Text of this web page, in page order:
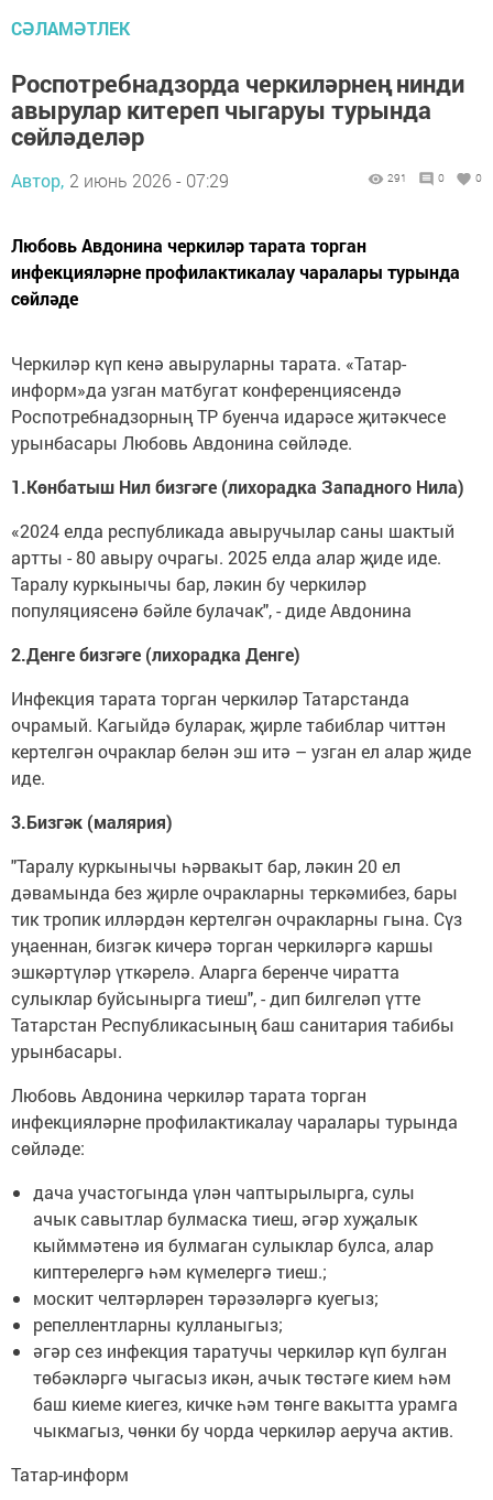
СӘЛАМӘТЛЕК
Роспотребнадзорда черкиләрнең нинди
авырулар китереп чыгаруы турында
сөйләделәр
Автор, 2 июнь 2026 - 07:29 291 0 0
Любовь Авдонина черкиләр тарата торган
инфекцияләрне профилактикалау чаралары турында
сөйләде
Черкиләр күп кенә авыруларны тарата. «Татар-
информ»да узган матбугат конференциясендә
Роспотребнадзорның ТР буенча идарәсе җитәкчесе
урынбасары Любовь Авдонина сөйләде.
1.Көнбатыш Нил бизгәге (лихорадка Западного Нила)
«2024 елда республикада авыручылар саны шактый
артты - 80 авыру очрагы. 2025 елда алар җиде иде.
Таралу куркынычы бар, ләкин бу черкиләр
популяциясенә бәйле булачак", - диде Авдонина
2.Денге бизгәге (лихорадка Денге)
Инфекция тарата торган черкиләр Татарстанда
очрамый. Кагыйдә буларак, җирле табиблар читтән
кертелгән очраклар белән эш итә – узган ел алар җиде
иде.
3.Бизгәк (малярия)
"Таралу куркынычы һәрвакыт бар, ләкин 20 ел
дәвамында без җирле очракларны теркәмибез, бары
тик тропик илләрдән кертелгән очракларны гына. Сүз
уңаеннан, бизгәк кичерә торган черкиләргә каршы
эшкәртүләр үткәрелә. Аларга беренче чиратта
сулыклар буйсынырга тиеш", - дип билгеләп үтте
Татарстан Республикасының баш санитария табибы
урынбасары.
Любовь Авдонина черкиләр тарата торган
инфекцияләрне профилактикалау чаралары турында
сөйләде:
дача участогында үлән чаптырылырга, сулы
ачык савытлар булмаска тиеш, әгәр хуҗалык
кыйммәтенә ия булмаган сулыклар булса, алар
киптерелергә һәм күмелергә тиеш.;
москит челтәрләрен тәрәзәләргә куегыз;
репеллентларны кулланыгыз;
әгәр сез инфекция таратучы черкиләр күп булган
төбәкләргә чыгасыз икән, ачык төстәге кием һәм
баш киеме киегез, кичке һәм төнге вакытта урамга
чыкмагыз, чөнки бу чорда черкиләр аеруча актив.
Татар-информ